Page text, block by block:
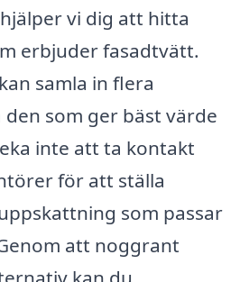
vi dig att hitta
erbjuder fasadtvätt.
samla in flera
som ger bäst värde
inte att ta kontakt
för att ställa
som passar
att noggrant